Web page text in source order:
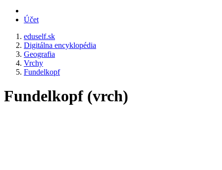
Účet
eduself.sk
Digitálna encyklopédia
Geografia
Vrchy
Fundelkopf
Fundelkopf (vrch)